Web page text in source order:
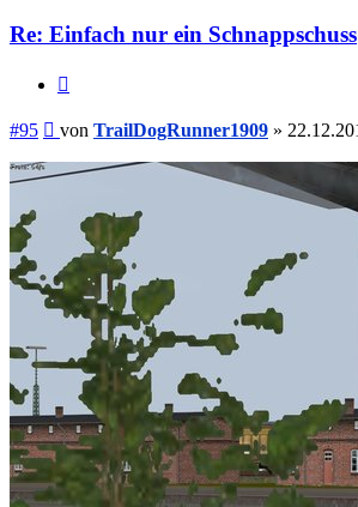
Re: Einfach nur ein Schnappschuss
#95 Beitrag
von TrailDogRunner1909 »